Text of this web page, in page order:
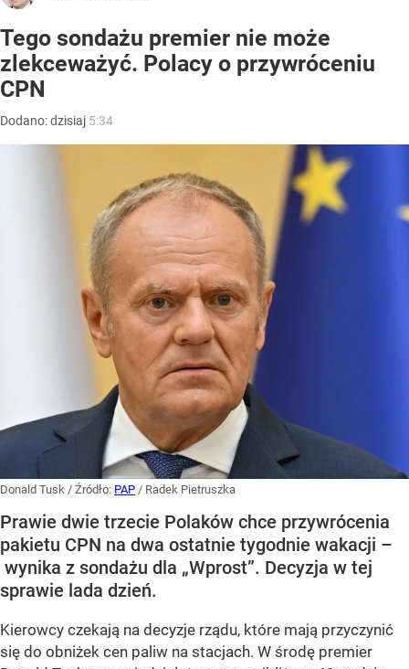
Tego sondażu premier nie może
zlekceważyć. Polacy o przywróceniu
CPN
Dodano:dzisiaj 5:34
Donald Tusk / Źródło: PAP / Radek Pietruszka
Prawie dwie trzecie Polaków chce przywrócenia
pakietu CPN na dwa ostatnie tygodnie wakacji –
wynika z sondażu dla „Wprost”. Decyzja w tej
sprawie lada dzień.
Kierowcy czekają na decyzje rządu, które mają przyczynić
się do obniżek cen paliw na stacjach. W środę premier